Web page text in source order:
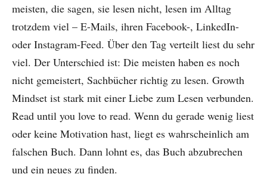
meisten, die sagen, sie lesen nicht, lesen im Alltag
trotzdem viel – E-Mails, ihren Facebook-, LinkedIn-
oder Instagram-Feed. Über den Tag verteilt liest du sehr
viel. Der Unterschied ist: Die meisten haben es noch
nicht gemeistert, Sachbücher richtig zu lesen. Growth
Mindset ist stark mit einer Liebe zum Lesen verbunden.
Read until you love to read. Wenn du gerade wenig liest
oder keine Motivation hast, liegt es wahrscheinlich am
falschen Buch. Dann lohnt es, das Buch abzubrechen
und ein neues zu finden.